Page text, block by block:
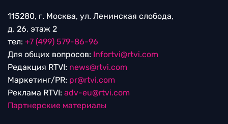
115280, г. Москва, ул. Ленинская слобода,
д. 26, этаж 2
тел: +7 (499) 579-86-96
Для общих вопросов: Infortvi@rtvi.com
Редакция RTVI: news@rtvi.com
Маркетинг/PR: pr@rtvi.com
Реклама RTVI: adv-eu@rtvi.com
Партнерские материалы